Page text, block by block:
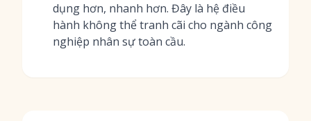
dụng hơn, nhanh hơn. Đây là hệ điều
hành không thể tranh cãi cho ngành công
nghiệp nhân sự toàn cầu.